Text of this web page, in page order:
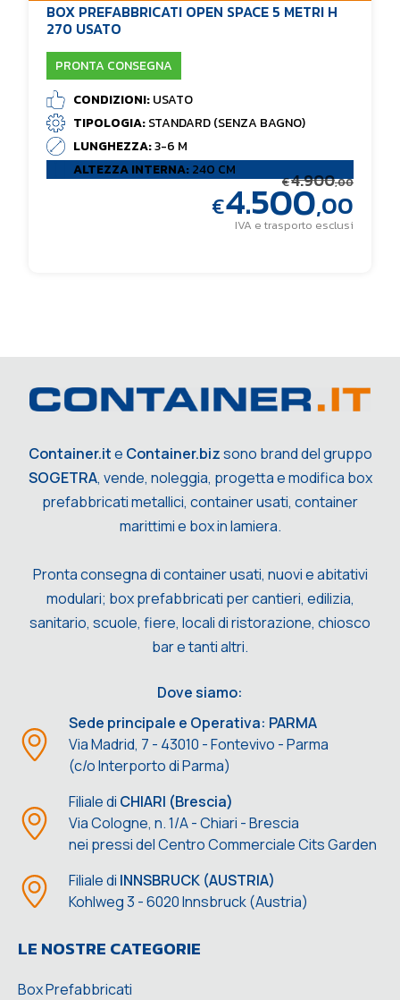
BOX PREFABBRICATI OPEN SPACE 5 METRI H
270 USATO
PRONTA CONSEGNA
CONDIZIONI:USATO
TIPOLOGIA:STANDARD (SENZA BAGNO)
LUNGHEZZA:3-6 M
ALTEZZA INTERNA:240 CM
€4.900,00
€4.500,00
IVA e trasporto esclusi
Container.ite Container.bizsono brand del gruppo
SOGETRA, vende, noleggia, progetta e modifica box
prefabbricati metallici, container usati, container
marittimi e box in lamiera.
Pronta consegna di container usati, nuovi e abitativi
modulari; box prefabbricati per cantieri, edilizia,
sanitario, scuole, fiere, locali di ristorazione, chiosco
bar e tanti altri.
Dove siamo:
Sede principale e Operativa: PARMA
Via Madrid, 7 - 43010 - Fontevivo - Parma
(c/o Interporto di Parma)
Filiale di CHIARI (Brescia)
Via Cologne, n. 1/A - Chiari - Brescia
nei pressi del Centro Commerciale Cits Garden
Filiale di INNSBRUCK (AUSTRIA)
Kohlweg 3 - 6020 Innsbruck (Austria)
LE NOSTRE CATEGORIE
Box Prefabbricati